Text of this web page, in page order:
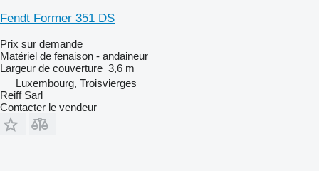
Fendt Former 351 DS
Prix sur demande
Matériel de fenaison - andaineur
Largeur de couverture 3,6 m
Luxembourg, Troisvierges
Reiff Sarl
Contacter le vendeur